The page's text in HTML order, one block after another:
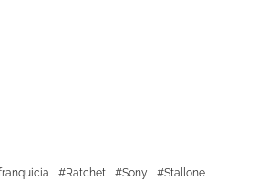
Ratchet Sony
Stallone